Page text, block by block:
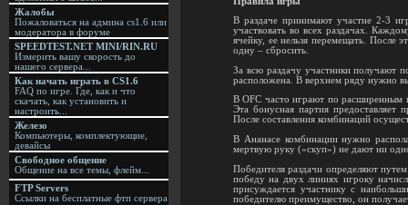
Жалобы
Пожаловаться на админа cs1.6 или
модератора в форуме
SPEEDTEST.NET MINI/RIN.RU
Измерить вашу скорость до
нашего сервера...
Как начать играть в CS1.6
FAQ по игре. Где, как и что
скачать, как установить и
настроить...
Железо
Компьютеры, комплектующие,
девайсы
Свободное общение
Общение на все темы, флейм...
FTP Servers
Ссылки на бесплатные фтп сервера
В раздаче принимают участие 2-3
участвовать во всех раздачах.
ячейку, ее нельзя перемещать. После
одну – сбросить.
За всю раздачу участники получают
расположена. В верхнем ряду нужно
В OFC часто играют по расширенным
Эта бонусная партия предоставляет
После составления комбинаций
В Ананасе комбинации нужно
мертвую руку («скуп») не дают ни
Победителя раздачи определяют
победу на двух линиях игроку
присуждается участнику с
победителю преимущество, он